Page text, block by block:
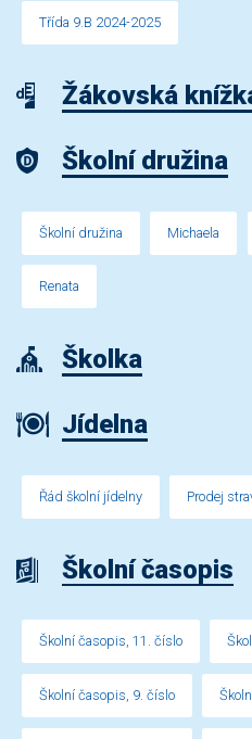
Třída 9.B 2024-2025
Žákovská
Školní družina
Školní družina Michaela
Renata
Školka
Jídelna
Řád školní jídelny Prodej
Školní časopis
Školní časopis, 11. číslo
Školní časopis, 9. číslo